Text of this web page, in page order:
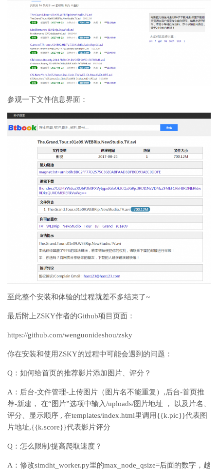
参观一下文件信息界面：
至此整个安装和体验的过程就差不多结束了~
最后附上ZSKY作者的Github项目页面：
https://github.com/wenguonideshou/zsky
你在安装和使用ZSKY的过程中可能会遇到的问题：
Q：如何给首页的推荐影片添加图片、评分？
A：后台-文件管理-上传图片（图片名不能重复）,后台-首页推
荐-新建， 在“图片”选项中输入/uploads/图片地址 ， 以及片名、
评分、显示顺序 , 在templates/index.html里调用{{k.pic}}代表图
片地址,{{k.score}}代表影片评分
Q：怎么限制/提高爬取速度？
A：修改simdht_worker.py里的max_node_qsize=后面的数字，越